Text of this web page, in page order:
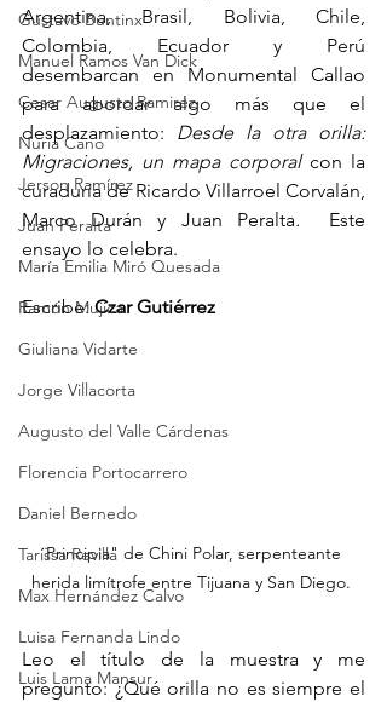
Gustavo Buntinx
Manuel Ramos Van Dick
Cesar Augusto Ramirez
Nuria Cano
Jerson Ramírez
Juan Peralta
María Emilia Miró Quesada
Ramón Mujica
Giuliana Vidarte
Jorge Villacorta
Augusto del Valle Cárdenas
Florencia Portocarrero
Daniel Bernedo
Tarissa Revilla
Max Hernández Calvo
Luisa Fernanda Lindo
Luis Lama Mansur
Argentina, Brasil, Bolivia, Chile,
Colombia, Ecuador y Perú
desembarcan en Monumental Callao
para abordar algo más que el
desplazamiento: Desde la otra orilla:
Migraciones, un mapa corporal con la
curaduría de Ricardo Villarroel Corvalán,
Marco Durán y Juan Peralta. Este
ensayo lo celebra.
Escribe: Czar Gutiérrez
¨Principia" de Chini Polar, serpenteante
herida limítrofe entre Tijuana y San Diego.
Leo el título de la muestra y me
pregunto: ¿Qué orilla no es siempre el